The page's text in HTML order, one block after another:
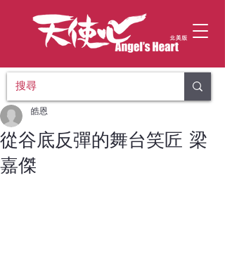
從谷底反彈的舞台笑匠 梁
嘉傑
皓恩